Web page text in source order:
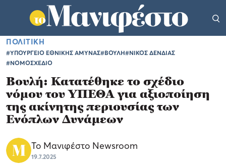
ΠΟΛΙΤΙΚΗ
#ΥΠΟΥΡΓΕΙΟ ΕΘΝΙΚΗΣ ΑΜΥΝΑΣ#ΒΟΥΛΗ#ΝΙΚΟΣ ΔΕΝΔΙΑΣ
#ΝΟΜΟΣΧΕΔΙΟ
Βουλή: Κατατέθηκε το σχέδιο
νόμου του ΥΠΕΘΑ για αξιοποίηση
της ακίνητης περιουσίας των
Ενόπλων Δυνάμεων
Το Μανιφέστο Newsroom
19.7.2025